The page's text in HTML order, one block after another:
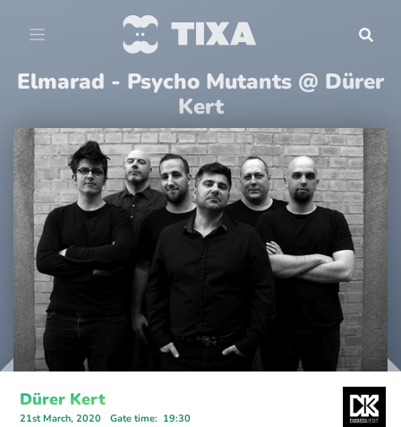
Elmarad - Psycho Mutants @ Dürer
Kert
Dürer Kert
21st March, 2020 Gate time: 19:30